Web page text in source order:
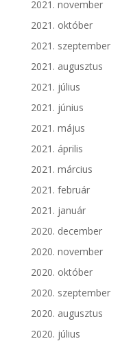
2021. november
2021. október
2021. szeptember
2021. augusztus
2021. július
2021. június
2021. május
2021. április
2021. március
2021. február
2021. január
2020. december
2020. november
2020. október
2020. szeptember
2020. augusztus
2020. július